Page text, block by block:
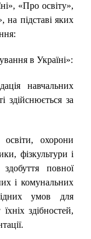
«Про освіту»,
на підставі яких
в Україні»:
навчальних
здійснюється за
охорони
фізкультури і
повної
і комунальних
умов для
здібностей,